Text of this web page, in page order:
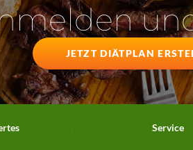
JETZT DIÄTPLAN
Service